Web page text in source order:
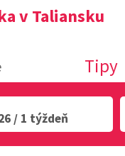
v Taliansku
Tipy
/ 1 týždeň